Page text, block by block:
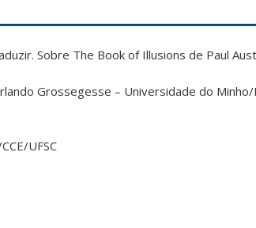
Sobre The Book of Illusions de Paul
Grossegesse – Universidade do
UFSC